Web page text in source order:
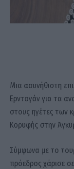
Μια ασυνήθιστη
Ερντογάν για τα
στους ηγέτες των
Κορυφής στην
Σύμφωνα με το
πρόεδρος χάρισε